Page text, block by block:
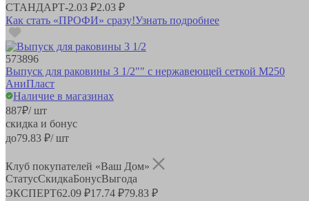
СТАНДАРТ-2.03 ₽2.03 ₽
Как стать «ПРОФИ» сразу!Узнать подробнее
573896
Выпуск для раковины 3 1/2"" с нержавеющей сеткой M250
АниПласт
Наличие в магазинах
887₽/ шт
скидка и бонус
до79.83 ₽/ шт
Клуб покупателей «Ваш Дом»
СтатусСкидкаБонусВыгода
ЭКСПЕРТ62.09 ₽17.74 ₽79.83 ₽